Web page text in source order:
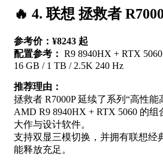
🔥 4. 联想 拯救者
参考价：¥8243 起
配置参考： R9 8940HX + RTX
16 GB / 1 TB / 2.5K 240 Hz
推荐理由：
拯救者 R7000P 延续了系列“高性能
AMD R9 8940HX + RTX 5060 的
大作与设计软件。
支持双显三模切换，并拥有联想经
能释放充足。